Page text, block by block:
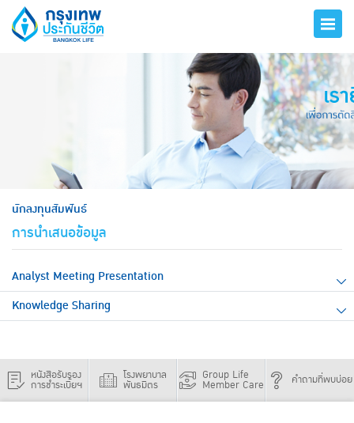
นักลงทุนสัมพันธ์
การนำเสนอข้อมูล
Analyst Meeting Presentation
Knowledge Sharing
หนังสือรับรอง
การชำระเบี้ยฯ
โรงพยาบาล
พันธมิตร
Group Life
Member Care คำถามที่พบบ่อย